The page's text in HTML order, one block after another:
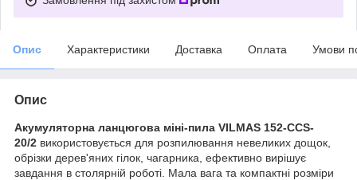
Опис Характеристики Доставка Оплата Умови
Опис
Акумуляторна ланцюгова міні-пила VILMAS 152-CCS-
20/2 використовується для розпилювання невеликих дощок,
обрізки дерев'яних гілок, чагарника, ефективно вирішує
завдання в столярній роботі. Мала вага та компактні розміри